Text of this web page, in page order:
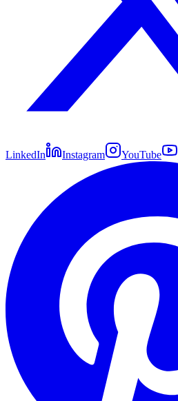
LinkedIn Instagram YouTube